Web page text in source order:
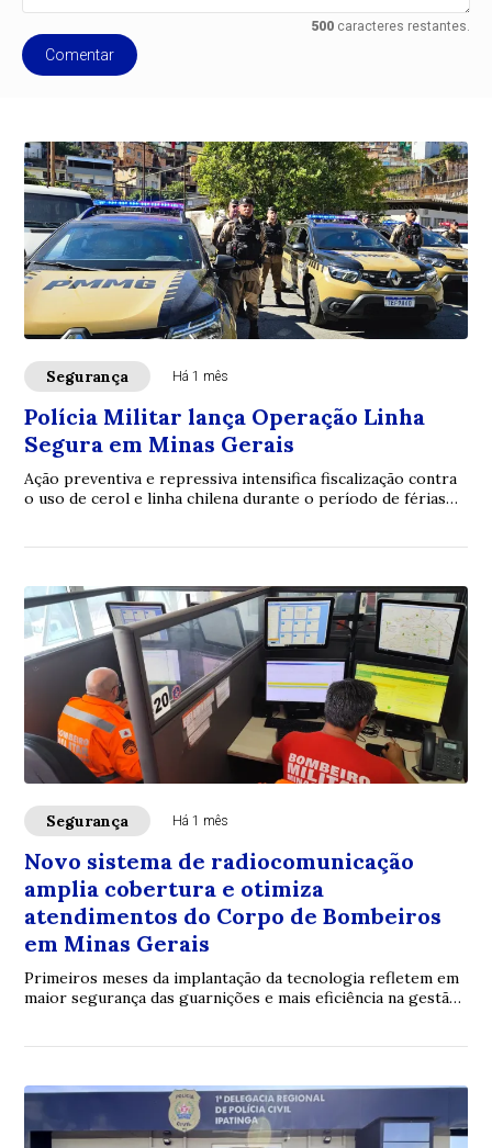
500caracteres restantes.
Comentar
Segurança Há 1 mês
Polícia Militar lança Operação Linha
Segura em Minas Gerais
Ação preventiva e repressiva intensifica fiscalização contra
o uso de cerol e linha chilena durante o período de férias
Segurança Há 1 mês
Novo sistema de radiocomunicação
amplia cobertura e otimiza
atendimentos do Corpo de Bombeiros
em Minas Gerais
Primeiros meses da implantação da tecnologia refletem em
maior segurança das guarnições e mais eficiência na gestão